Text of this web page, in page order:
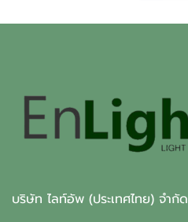
บริษัท ไลท์อัพ (ประเทศไทย) จำกัด